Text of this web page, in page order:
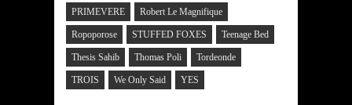
PRIMEVERE Robert Le Magnifique
Ropoporose STUFFED FOXES Teenage Bed
Thesis Sahib Thomas Poli Tordeonde
TROIS We Only Said YES